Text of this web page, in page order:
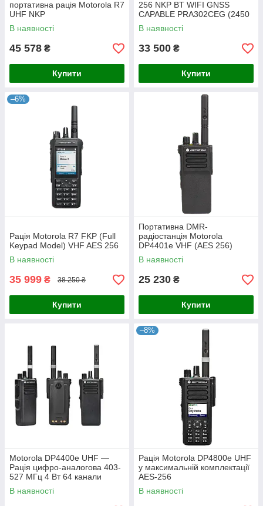
портативна рація Motorola R7
UHF NKP
В наявності
45 578 ₴
Купити
256 NKP BT WIFI GNSS
CAPABLE PRA302CEG (2450
мАг, 64 канали)
В наявності
33 500 ₴
Купити
–6%
Рація Motorola R7 FKP (Full
Keypad Model) VHF AES 256
В наявності
35 999 ₴ 38 250 ₴
Купити
Портативна DMR-
радіостанція Motorola
DP4401e VHF (AES 256)
В наявності
25 230 ₴
Купити
Motorola DP4400e UHF —
Рація цифро-аналогова 403-
527 МГц 4 Вт 64 канали
В наявності
–8%
Рація Motorola DP4800e UHF
у максимальній комплектації
AES-256
В наявності